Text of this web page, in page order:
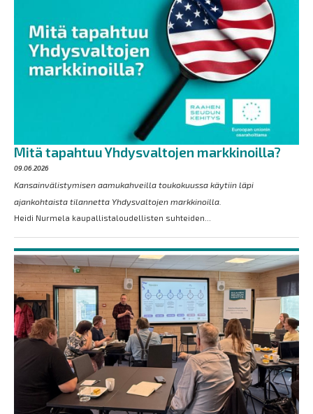
Mitä tapahtuu Yhdysvaltojen markkinoilla?
09.06.2026
Kansainvälistymisen aamukahveilla toukokuussa käytiin läpi
ajankohtaista tilannetta Yhdysvaltojen markkinoilla.
Heidi Nurmela kaupallistaloudellisten suhteiden...